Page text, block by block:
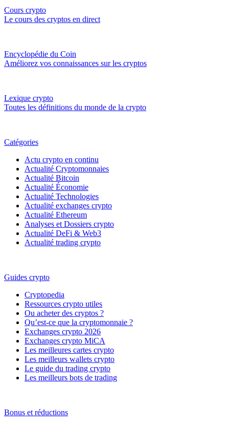
Cours crypto
Le cours des cryptos en direct
Encyclopédie du Coin
Améliorez vos connaissances sur les cryptos
Lexique crypto
Toutes les définitions du monde de la crypto
Catégories
Actu crypto en continu
Actualité Cryptomonnaies
Actualité Bitcoin
Actualité Économie
Actualité Technologies
Actualité exchanges crypto
Actualité Ethereum
Analyses et Dossiers crypto
Actualité DeFi & Web3
Actualité trading crypto
Guides crypto
Cryptopedia
Ressources crypto utiles
Ou acheter des cryptos ?
Qu’est-ce que la cryptomonnaie ?
Exchanges crypto 2026
Exchanges crypto MiCA
Les meilleures cartes crypto
Les meilleurs wallets crypto
Le guide du trading crypto
Les meilleurs bots de trading
Bonus et réductions